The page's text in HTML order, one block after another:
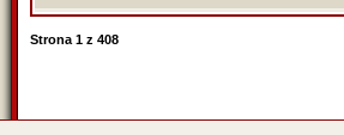
Strona 1 z 408